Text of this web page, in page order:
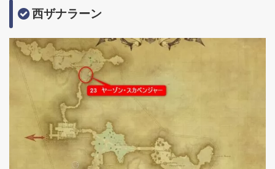
西ザナラーン